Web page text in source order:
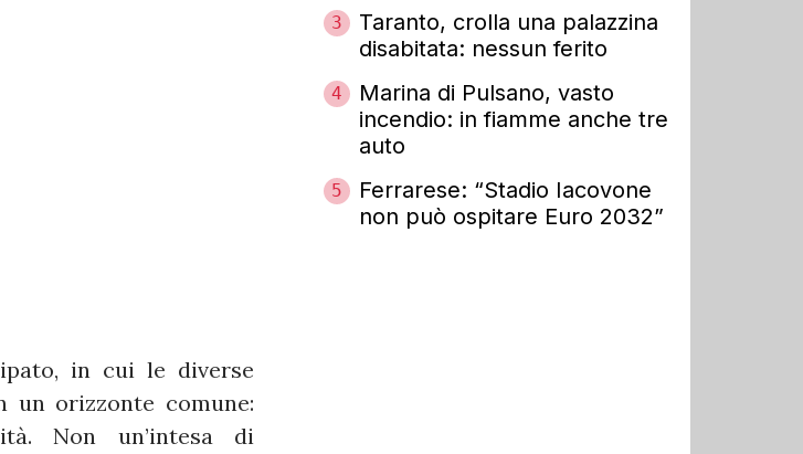
in cui le diverse
un orizzonte comune:
Non un’intesa di
3
Taranto, crolla una palazzina
disabitata: nessun ferito
4
Marina di Pulsano, vasto
incendio: in fiamme anche tre
auto
5
Ferrarese: “Stadio Iacovone
non può ospitare Euro 2032”